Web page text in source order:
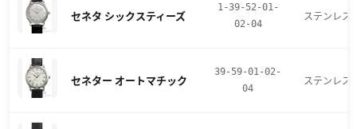
セネタ シックスティーズ
1-39-52-01-
02-04
ステンレス
セネター オートマチック
39-59-01-02-
04
ステンレス